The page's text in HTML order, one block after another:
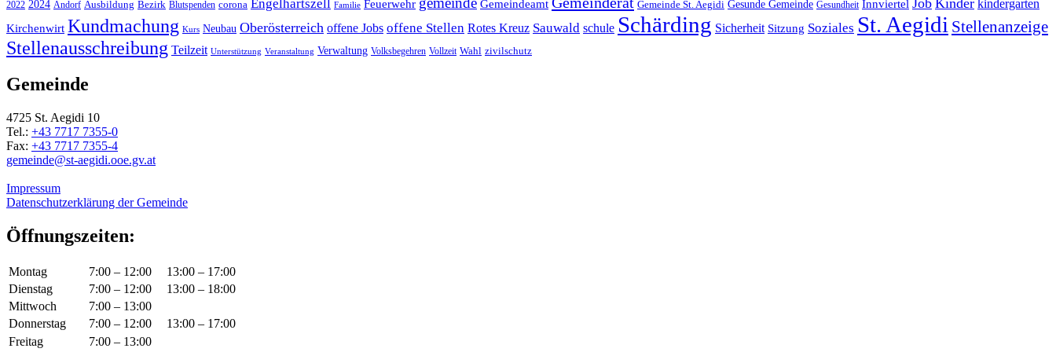
2022 2024 Andorf Ausbildung Bezirk Blutspenden corona Engelhartszell Familie Feuerwehr Gemeindeamt Gemeinde St. Aegidi Gesunde Gemeinde Gesundheit Innviertel
kindergarten
Kirchenwirt Kundmachung Kurs Neubau Oberösterreich offene Jobs offene Stellen Rotes Kreuz Sauwald schule Schärding Sicherheit Sitzung Soziales St. Aegidi Stellenanzeige
Stellenausschreibung Teilzeit Unterstützung Veranstaltung Verwaltung Volksbegehren Vollzeit Wahl zivilschutz
Gemeinde
4725 St. Aegidi 10
Tel.: +43 7717 7355-0
Fax: +43 7717 7355-4
gemeinde@st-aegidi.ooe.gv.at
Impressum
Datenschutzerklärung der Gemeinde
Öffnungszeiten:
Montag 7:00 – 12:00
13:00 – 17:00
Dienstag
7:00 – 12:00
13:00 – 18:00
Mittwoch
7:00 – 13:00
Donnerstag
7:00 – 12:00
13:00 – 17:00
Freitag
7:00 – 13:00